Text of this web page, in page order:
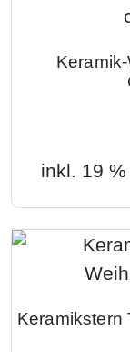
inkl. 19
Keramikstern